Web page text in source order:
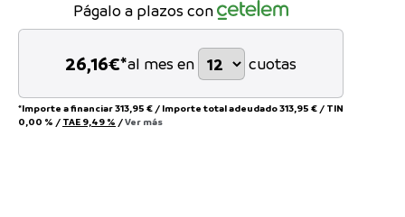
Págalo a plazos con
26,16€*al mes en cuotas
*Importe a financiar313,95 € / Importe total adeudado313,95 € / TIN
0,00 % / TAE 9,49 % /Ver más